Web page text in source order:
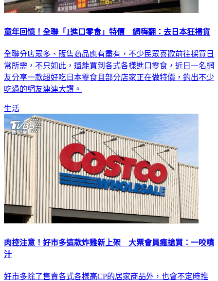
童年回憶！全聯「1進口零食」特價 網嗨翻：去日本狂掃貨
全聯分店眾多、販售商品應有盡有，不少民眾喜歡前往採買日
常所需，不只如此，還能買到各式各樣進口零食，近日一名網
友分享一款超好吃日本零食且部分店家正在做特價，釣出不少
吃過的網友連連大讚。
生活
肉控注意！好市多這款炸雞新上架 大票會員瘋搶買：一咬噴
汁
好市多除了售賣各式各樣高CP的居家商品外，也會不定時推